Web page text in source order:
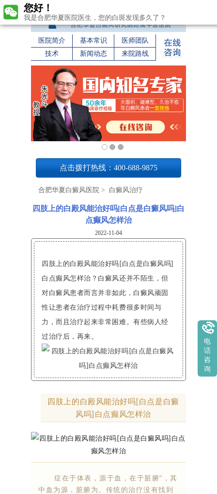
医院简介 基本常识
医师团队
技术
新闻动态 来院路线
点击拨打热线：400-688-9875
合肥华夏白癜风医院 > 白癜风治疗
四肢上的白殿风能治好吗[白点是白癜风吗]白
点癫风怎样治
2022-11-04
四肢上的白殿风能治好吗[白点是白癜风吗]
白点癫风怎样治？白癜风还并不陌生，但
对白癜风患者而言并非如此，白癜风顽固
性让患者在治疗过程中耗费很多时间与
力，而且治疗起来非常困难。有些病人经
过治疗后，再来。
四肢上的白殿风能治好吗[白点是白癜
风吗]白点癫风怎样治
症在于体表，源于血，在于脏腑”，其
中血为源，脏腑为。传统的治疗没有找到
您好！
我是合肥华夏医院医生，您的白斑发现多久了？
电
话
咨
询